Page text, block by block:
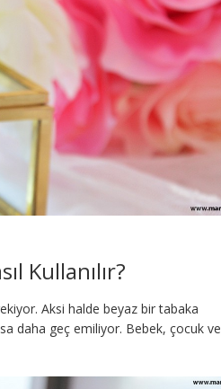
Kullanılır?
Aksi halde beyaz bir tabaka
daha geç emiliyor. Bebek, çocuk ve